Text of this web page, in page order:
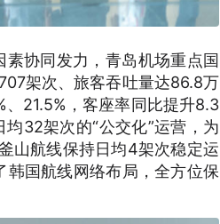
协同发力，青岛机场重点国
架次、旅客吞吐量达86.8万
21.5%，客座率同比提升8.3
32架次的“公交化”运营，为
山航线保持日均4架次稳定运
国航线网络布局，全方位保